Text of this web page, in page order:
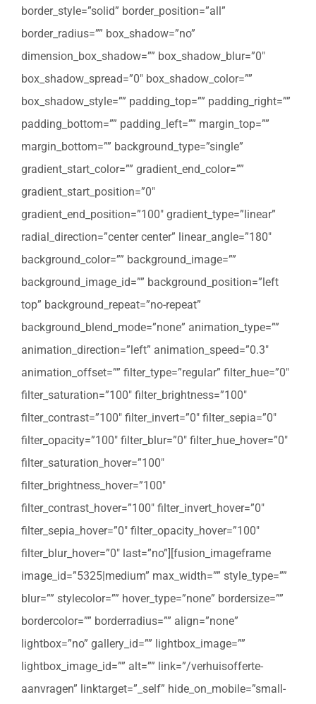
border_style=”solid” border_position=”all”
border_radius=”” box_shadow=”no”
dimension_box_shadow=”” box_shadow_blur=”0″
box_shadow_spread=”0″ box_shadow_color=””
box_shadow_style=”” padding_top=”” padding_right=””
padding_bottom=”” padding_left=”” margin_top=””
margin_bottom=”” background_type=”single”
gradient_start_color=”” gradient_end_color=””
gradient_start_position=”0″
gradient_end_position=”100″ gradient_type=”linear”
radial_direction=”center center” linear_angle=”180″
background_color=”” background_image=””
background_image_id=”” background_position=”left
top” background_repeat=”no-repeat”
background_blend_mode=”none” animation_type=””
animation_direction=”left” animation_speed=”0.3″
animation_offset=”” filter_type=”regular” filter_hue=”0″
filter_saturation=”100″ filter_brightness=”100″
filter_contrast=”100″ filter_invert=”0″ filter_sepia=”0″
filter_opacity=”100″ filter_blur=”0″ filter_hue_hover=”0″
filter_saturation_hover=”100″
filter_brightness_hover=”100″
filter_contrast_hover=”100″ filter_invert_hover=”0″
filter_sepia_hover=”0″ filter_opacity_hover=”100″
filter_blur_hover=”0″ last=”no”][fusion_imageframe
image_id=”5325|medium” max_width=”” style_type=””
blur=”” stylecolor=”” hover_type=”none” bordersize=””
bordercolor=”” borderradius=”” align=”none”
lightbox=”no” gallery_id=”” lightbox_image=””
lightbox_image_id=”” alt=”” link=”/verhuisofferte-
aanvragen” linktarget=”_self” hide_on_mobile=”small-